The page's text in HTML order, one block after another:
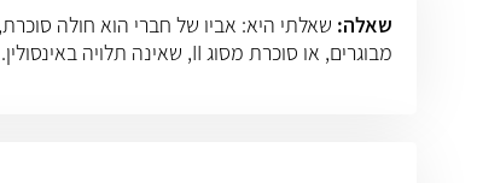
שאלה:
מבוגרים, או סוכרת מסוג II, שאינה תלויה באינסולין. הראשונה מתפתחת בילדות, שנות העשרה ושנות ה